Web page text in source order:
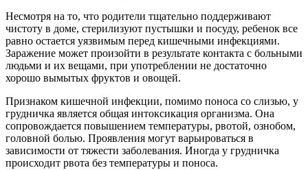
Несмотря на то, что родители тщательно поддерживают
чистоту в доме, стерилизуют пустышки и посуду, ребенок все
равно остается уязвимым перед кишечными инфекциями.
Заражение может произойти в результате контакта с больными
людьми и их вещами, при употреблении не достаточно
хорошо вымытых фруктов и овощей.
Признаком кишечной инфекции, помимо поноса со слизью, у
грудничка является общая интоксикация организма. Она
сопровождается повышением температуры, рвотой, ознобом,
головной болью. Проявления могут варьироваться в
зависимости от тяжести заболевания. Иногда у грудничка
происходит рвота без температуры и поноса.